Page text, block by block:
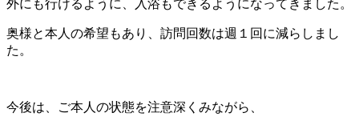
外にも行けるように、入浴もできるようになってきました。
奥様と本人の希望もあり、訪問回数は週１回に減らしまし
た。
今後は、ご本人の状態を注意深くみながら、